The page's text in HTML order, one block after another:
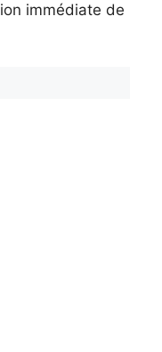
immédiate de